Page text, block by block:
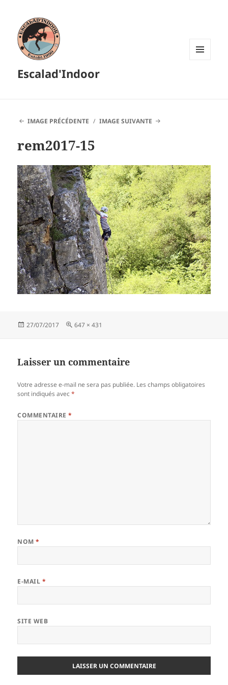
Escalad'Indoor
IMAGE PRÉCÉDENTE IMAGE SUIVANTE
rem2017-15
Publié
27/07/2017
Taille
647 × 431
Laisser un commentaire
Votre adresse e-mail ne sera pas publiée. Les champs obligatoires
sont indiqués avec*
COMMENTAIRE*
NOM*
E-MAIL *
SITE WEB